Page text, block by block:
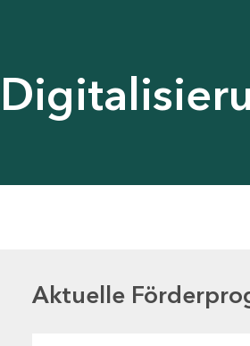
Aktuelle